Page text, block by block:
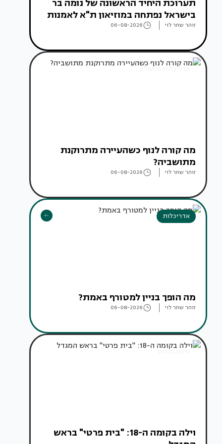
תערוכת היחיד הראשונה של נומה בר
בישראל נפתחה במוזיאון ת"א לאמנות
זוהר שחר לוי 06-08-2026
אדריכלות מהעולם
מה קורה לנוף כשהעיירה מתרוקנת
מתושביה?
זוהר שחר לוי 06-08-2026
אדריכלות
מה הופך בניין למטורף באמת?
זוהר שחר לוי 06-08-2026
עיצוב בתים
וילה בקומה ה-18: "בית פרטי" בראש